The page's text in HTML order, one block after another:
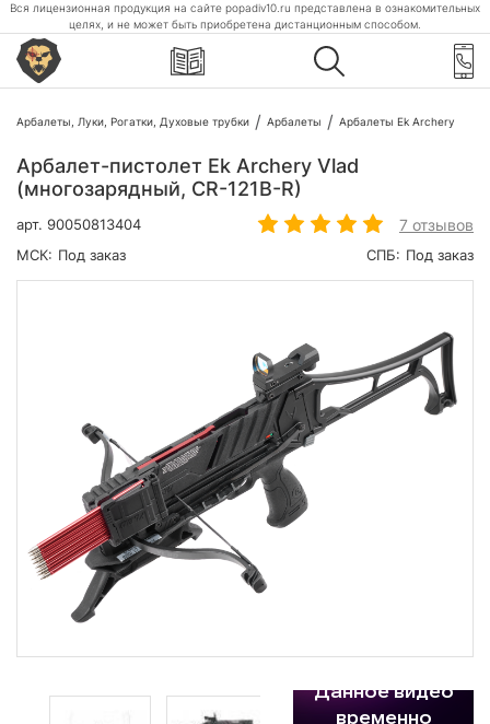
Вся лицензионная продукция на сайте popadiv10.ru представлена в ознакомительных
целях, и не может быть приобретена дистанционным способом.
Арбалеты, Луки, Рогатки, Духовые трубки Арбалеты Арбалеты Ek Archery
Арбалет-пистолет Ek Archery Vlad
(многозарядный, CR-121B-R)
арт. 90050813404 7 отзывов
МСК: Под заказ СПБ: Под заказ